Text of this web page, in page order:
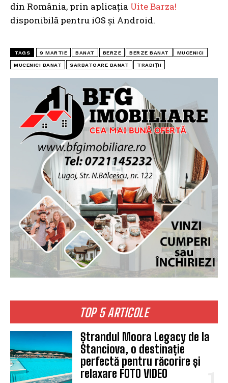
TOP 5 ARTICOLE
Ștrandul Moora Legacy de la
Stanciova, o destinație
perfectă pentru răcorire și
relaxare FOTO VIDEO
din România, prin aplicația Uite Barza!
disponibilă pentru iOS și Android.
TAGS 9 MARTIE BANAT BERZE BERZE BANAT MUCENICI
MUCENICI BANAT SARBATOARE BANAT TRADIŢII